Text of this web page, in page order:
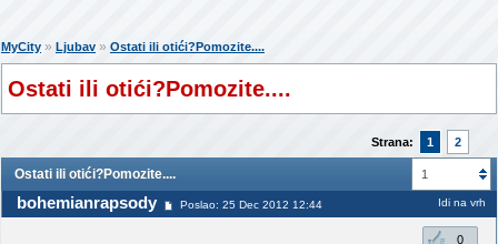
MyCity » Ljubav » Ostati ili otići?Pomozite....
Ostati ili otići?Pomozite....
Strana: 1 2
1
Ostati ili otići?Pomozite....
bohemianrapsody Poslao: 25 Dec 2012 12:44 Idi na vrh
0